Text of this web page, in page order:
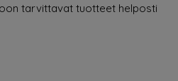
tarvittavat tuotteet helposti